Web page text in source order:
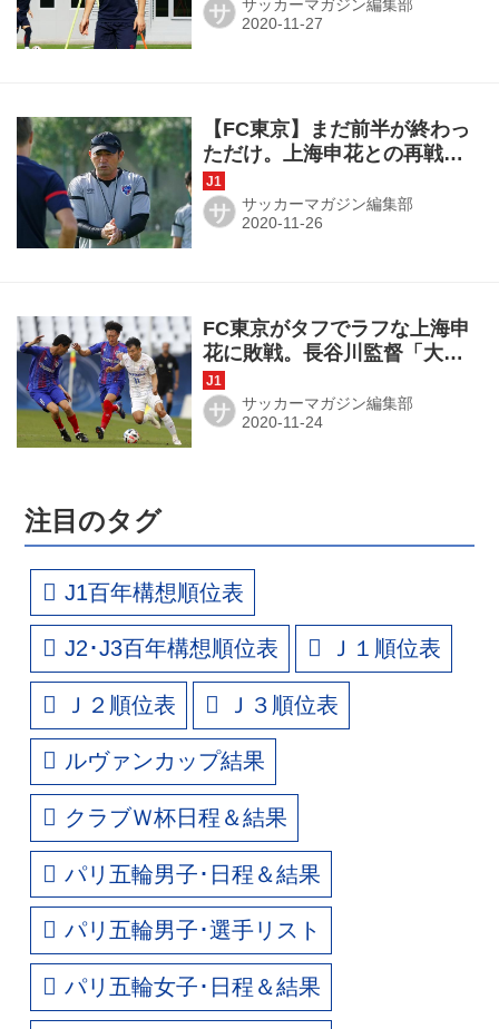
サ サッカーマガジン編集部
【FC東京】まだ前半が終わっ
ただけ。上海申花との再戦へ
長谷川監督「残り90分で状況
を変える」
サ サッカーマガジン編集部
FC東京がタフでラフな上海申
花に敗戦。長谷川監督「大会
に入れていない選手もいた」
◎ACL第3節
サ サッカーマガジン編集部
注目のタグ
J1百年構想順位表
J2･J3百年構想順位表 Ｊ１順位表
Ｊ２順位表 Ｊ３順位表
ルヴァンカップ結果
クラブＷ杯日程＆結果
パリ五輪男子･日程＆結果
パリ五輪男子･選手リスト
パリ五輪女子･日程＆結果